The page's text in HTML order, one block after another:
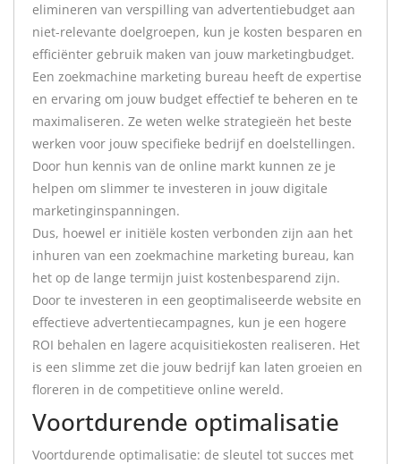
elimineren van verspilling van advertentiebudget aan
niet-relevante doelgroepen, kun je kosten besparen en
efficiënter gebruik maken van jouw marketingbudget.
Een zoekmachine marketing bureau heeft de expertise
en ervaring om jouw budget effectief te beheren en te
maximaliseren. Ze weten welke strategieën het beste
werken voor jouw specifieke bedrijf en doelstellingen.
Door hun kennis van de online markt kunnen ze je
helpen om slimmer te investeren in jouw digitale
marketinginspanningen.
Dus, hoewel er initiële kosten verbonden zijn aan het
inhuren van een zoekmachine marketing bureau, kan
het op de lange termijn juist kostenbesparend zijn.
Door te investeren in een geoptimaliseerde website en
effectieve advertentiecampagnes, kun je een hogere
ROI behalen en lagere acquisitiekosten realiseren. Het
is een slimme zet die jouw bedrijf kan laten groeien en
floreren in de competitieve online wereld.
Voortdurende optimalisatie
Voortdurende optimalisatie: de sleutel tot succes met